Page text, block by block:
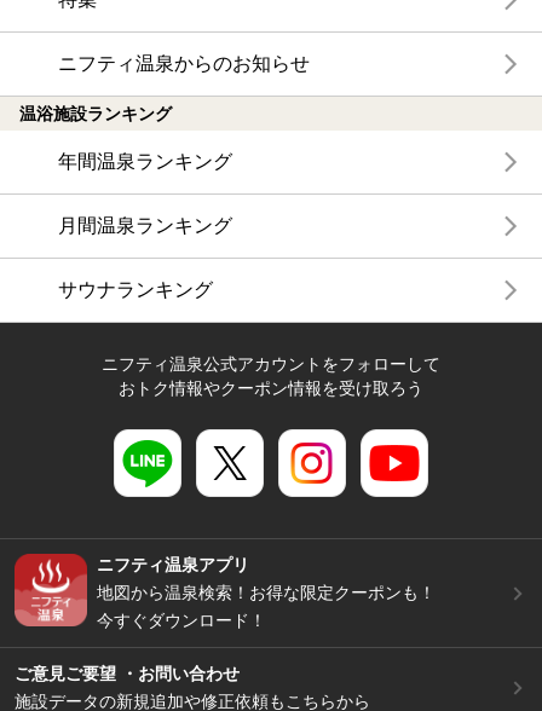
ニフティ温泉からのお知らせ
温浴施設ランキング
年間温泉ランキング
月間温泉ランキング
サウナランキング
ニフティ温泉公式アカウントをフォローして
おトク情報やクーポン情報を受け取ろう
ニフティ温泉アプリ
地図から温泉検索！お得な限定クーポンも！
今すぐダウンロード！
ご意見ご要望 ・お問い合わせ
施設データの新規追加や修正依頼もこちらから